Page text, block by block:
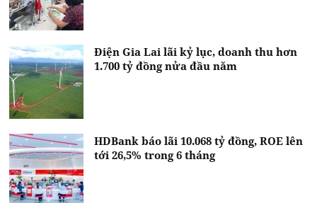
Điện Gia Lai lãi kỷ lục, doanh thu hơn
1.700 tỷ đồng nửa đầu năm
HDBank báo lãi 10.068 tỷ đồng, ROE lên
tới 26,5% trong 6 tháng